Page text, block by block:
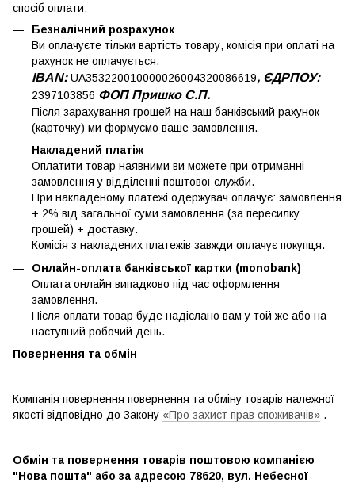
спосіб оплати:
Безналічний розрахунок
Ви оплачуєте тільки вартість товару, комісія при оплаті на
рахунок не оплачується.
IBAN:UA353220010000026004320086619, ЄДРПОУ:
2397103856 ФОП Пришко С.П.
Після зарахування грошей на наш банківський рахунок
(карточку) ми формуємо ваше замовлення.
Накладений платіж
Оплатити товар наявними ви можете при отриманні
замовлення у відділенні поштової служби.
При накладеному платежі одержувач оплачує: замовлення
+ 2% від загальної суми замовлення (за пересилку
грошей) + доставку.
Комісія з накладених платежів завжди оплачує покупця.
Онлайн-оплата банківської картки (monobank)
Оплата онлайн випадково під час оформлення
замовлення.
Після оплати товар буде надіслано вам у той же або на
наступний робочий день.
Повернення та обмін
Компанія повернення повернення та обміну товарів належної
якості відповідно до Закону «Про захист прав споживачів» .
Обмін та повернення товарів поштовою компанією
"Нова пошта" або за адресою 78620, вул. Небесної